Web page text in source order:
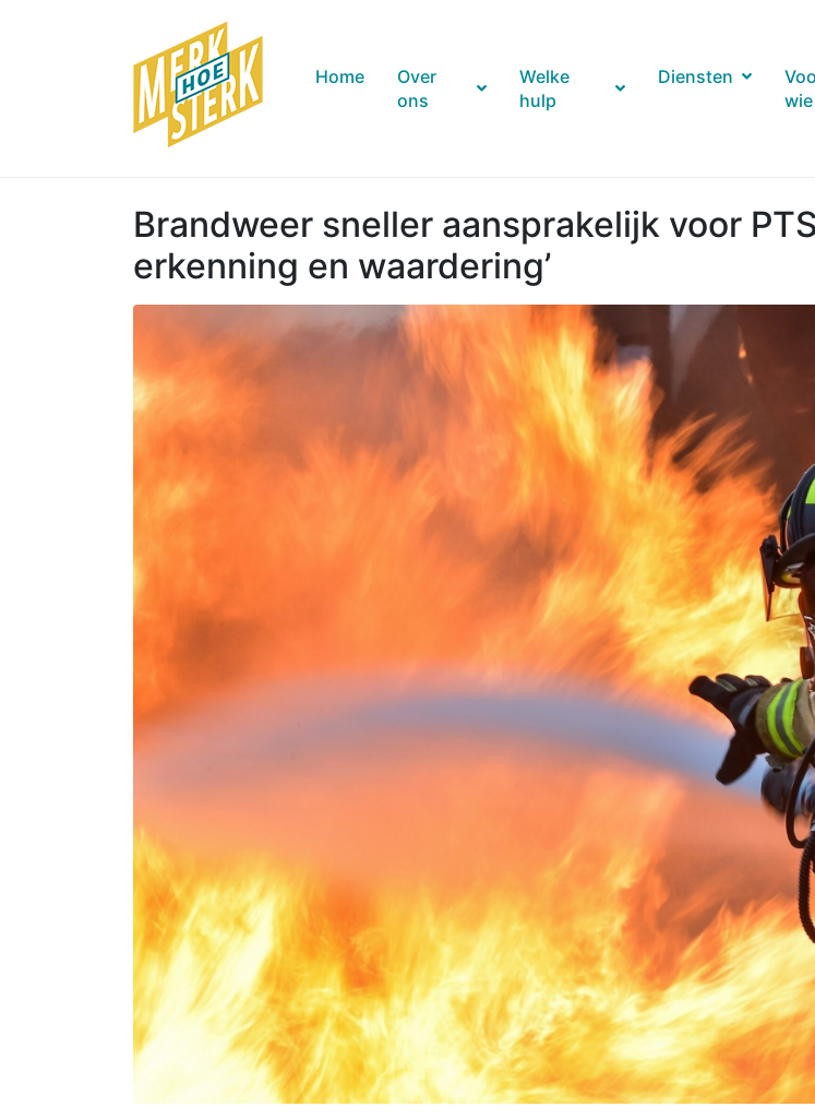
Home
Over
ons
Welke
hulp
Diensten
wie
Brandweer sneller aansprakelijk voor
erkenning en waardering’